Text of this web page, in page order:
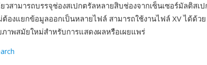
วสามารถบรรจุช่องสเปกตรัลหลายสิบช่องจากเซ็นเซอร์มัลติสเ
ต้องแยกข้อมูลออกเป็นหลายไฟล์ สามารถใช้งานไฟล์ XV ได้ด้ว
าพสมัยใหม่สำหรับการแสดงผลหรือเผยแพร่